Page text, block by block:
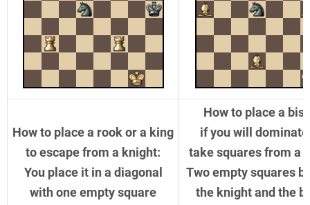
How to place a rook or a king
to escape from a knight:
You place it in a diagonal
with one empty square
How to place a
if you will dominate
take squares from a
Two empty squares
the knight and the